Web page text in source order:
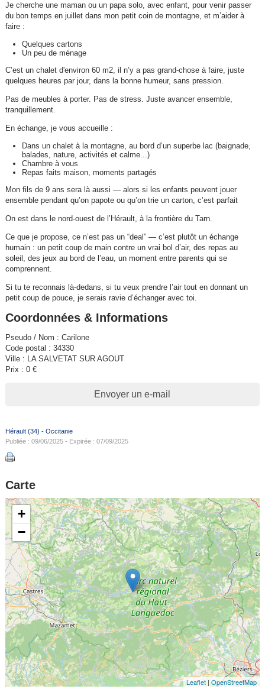
Je cherche une maman ou un papa solo, avec enfant, pour venir passer
du bon temps en juillet dans mon petit coin de montagne, et m’aider à
faire :
Quelques cartons
Un peu de ménage
C’est un chalet d'environ 60 m2, il n’y a pas grand-chose à faire, juste
quelques heures par jour, dans la bonne humeur, sans pression.
Pas de meubles à porter. Pas de stress. Juste avancer ensemble,
tranquillement.
En échange, je vous accueille :
Dans un chalet à la montagne, au bord d’un superbe lac (baignade,
balades, nature, activités et calme...)
Chambre à vous
Repas faits maison, moments partagés
Mon fils de 9 ans sera là aussi — alors si les enfants peuvent jouer
ensemble pendant qu’on papote ou qu’on trie un carton, c’est parfait
On est dans le nord-ouest de l’Hérault, à la frontière du Tarn.
Ce que je propose, ce n’est pas un “deal” — c’est plutôt un échange
humain : un petit coup de main contre un vrai bol d’air, des repas au
soleil, des jeux au bord de l’eau, un moment entre parents qui se
comprennent.
Si tu te reconnais là-dedans, si tu veux prendre l’air tout en donnant un
petit coup de pouce, je serais ravie d’échanger avec toi.
Coordonnées & Informations
Pseudo / Nom : Carilone
Code postal : 34330
Ville : LA SALVETAT SUR AGOUT
Prix : 0 €
Envoyer un e-mail
Hérault (34) - Occitanie
Publiée : 09/06/2025 - Expirée : 07/09/2025
Carte
+
−
Leaflet |OpenStreetMap